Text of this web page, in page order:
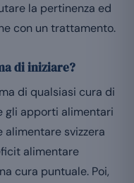
la pertinenza ed
con un trattamento.
di iniziare?
di qualsiasi cura di
gli apporti alimentari
svizzera
alimentare
cura puntuale. Poi,